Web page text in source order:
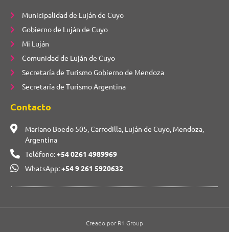
Municipalidad de Luján de Cuyo
Gobierno de Luján de Cuyo
Mi Luján
Comunidad de Luján de Cuyo
Secretaría de Turismo Gobierno de Mendoza
Secretaría de Turismo Argentina
Contacto
Mariano Boedo 505, Carrodilla, Luján de Cuyo, Mendoza,
Argentina
Teléfono:+54 0261 4989969
WhatsApp:+54 9 261 5920632
Creado por R1 Group